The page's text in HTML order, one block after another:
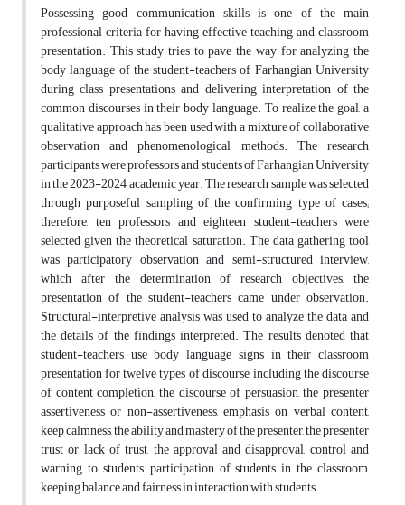
Possessing good communication skills is one of the main
professional criteria for having effective teaching and classroom
presentation. This study tries to pave the way for analyzing the
body language of the student-teachers of Farhangian University
during class presentations and delivering interpretation of the
common discourses in their body language. To realize the goal, a
qualitative approach has been used with a mixture of collaborative
observation and phenomenological methods. The research
participants were professors and students of Farhangian University
in the 2023-2024 academic year. The research sample was selected
through purposeful sampling of the confirming type of cases;
therefore, ten professors and eighteen student-teachers were
selected given the theoretical saturation. The data gathering tool
was participatory observation and semi-structured interview,
which after the determination of research objectives, the
presentation of the student-teachers came under observation.
Structural-interpretive analysis was used to analyze the data and
the details of the findings interpreted. The results denoted that
student-teachers use body language signs in their classroom
presentation for twelve types of discourse, including the discourse
of content completion, the discourse of persuasion, the presenter
assertiveness or non-assertiveness, emphasis on verbal content,
keep calmness, the ability and mastery of the presenter, the presenter
trust or lack of trust, the approval and disapproval, control and
warning to students, participation of students in the classroom,
keeping balance and fairness in interaction with students.